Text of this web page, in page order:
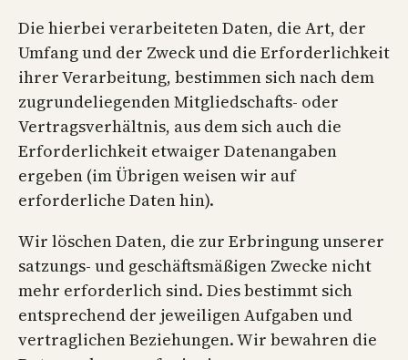
Die hierbei verarbeiteten Daten, die Art, der
Umfang und der Zweck und die Erforderlichkeit
ihrer Verarbeitung, bestimmen sich nach dem
zugrundeliegenden Mitgliedschafts- oder
Vertragsverhältnis, aus dem sich auch die
Erforderlichkeit etwaiger Datenangaben
ergeben (im Übrigen weisen wir auf
erforderliche Daten hin).
Wir löschen Daten, die zur Erbringung unserer
satzungs- und geschäftsmäßigen Zwecke nicht
mehr erforderlich sind. Dies bestimmt sich
entsprechend der jeweiligen Aufgaben und
vertraglichen Beziehungen. Wir bewahren die